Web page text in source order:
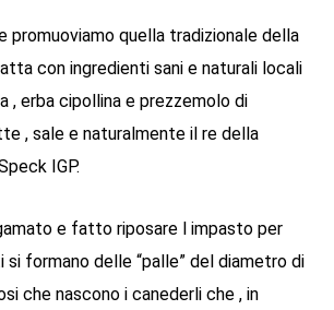
promuoviamo quella tradizionale della
con ingredienti sani e naturali locali
, erba cipollina e prezzemolo di
, sale e naturalmente il re della
IGP.
e fatto riposare l impasto per
si formano delle “palle” del diametro di
che nascono i canederli che , in